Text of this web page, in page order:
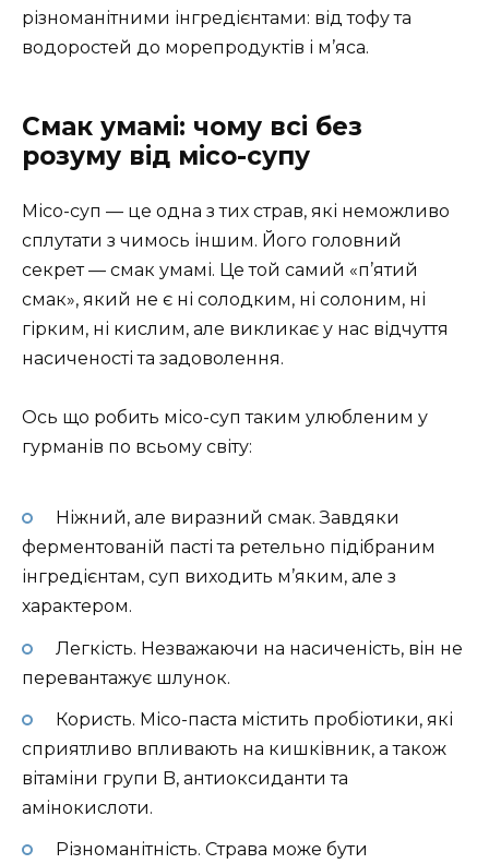
різноманітними інгредієнтами: від тофу та
водоростей до морепродуктів і м’яса.
Смак умамі: чому всі без
розуму від місо-супу
Місо-суп — це одна з тих страв, які неможливо
сплутати з чимось іншим. Його головний
секрет — смак умамі. Це той самий «п’ятий
смак», який не є ні солодким, ні солоним, ні
гірким, ні кислим, але викликає у нас відчуття
насиченості та задоволення.
Ось що робить місо-суп таким улюбленим у
гурманів по всьому світу:
Ніжний, але виразний смак. Завдяки
ферментованій пасті та ретельно підібраним
інгредієнтам, суп виходить м’яким, але з
характером.
Легкість. Незважаючи на насиченість, він не
перевантажує шлунок.
Користь. Місо-паста містить пробіотики, які
сприятливо впливають на кишківник, а також
вітаміни групи B, антиоксиданти та
амінокислоти.
Різноманітність. Страва може бути